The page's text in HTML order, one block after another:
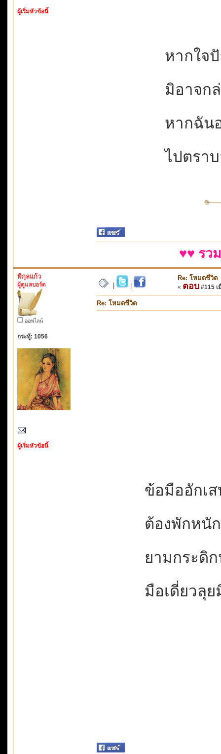
ผู้เริ่มหัวข้อนี้
หากใจ
มิอาจก
หากฉัน
ไปตรา
♥♥ รว
พิกุลแก้ว
ผู้ดูแลบอร์ด
ออฟไลน์
กระทู้: 1056
ผู้เริ่มหัวข้อนี้
Re: โหมดชีวิต
« ตอบ #115 เ
Re: โหมดชีวิต
ข้อมืออักเส
ต้องพักหนั
ยามกระดิก
มือเดี่ยวลุ